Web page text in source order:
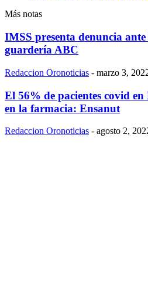
Más notas
IMSS presenta denuncia
guardería ABC
Redaccion Oronoticias - marzo 3,
El 56% de pacientes covid en
en la farmacia: Ensanut
Redaccion Oronoticias - agosto 2,